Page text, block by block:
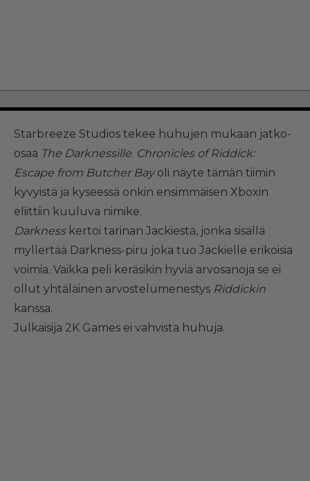
Starbreeze Studios tekee huhujen mukaan jatko-
osaa The Darknessille. Chronicles of Riddick:
Escape from Butcher Bayoli näyte tämän tiimin
kyvyistä ja kyseessä onkin ensimmäisen Xboxin
eliittiin kuuluva nimike.
Darknesskertoi tarinan Jackiestä, jonka sisällä
myllertää Darkness-piru joka tuo Jackielle erikoisia
voimia. Vaikka peli keräsikin hyviä arvosanoja se ei
ollut yhtäläinen arvostelumenestys Riddickin
kanssa.
Julkaisija 2K Games ei vahvista huhuja.